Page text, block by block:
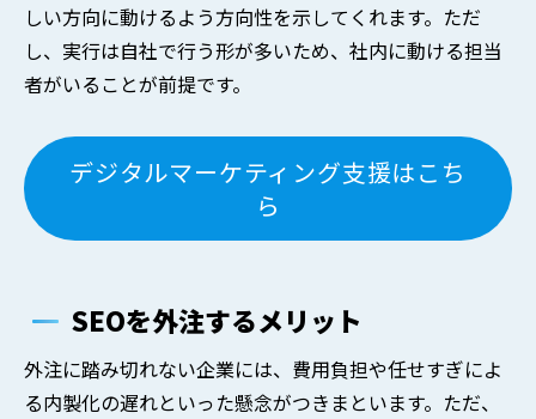
しい方向に動けるよう方向性を示してくれます。ただ
し、実行は自社で行う形が多いため、社内に動ける担当
者がいることが前提です。
デジタルマーケティング支援はこち
ら
SEOを外注するメリット
外注に踏み切れない企業には、費用負担や任せすぎによ
る内製化の遅れといった懸念がつきまといます。ただ、